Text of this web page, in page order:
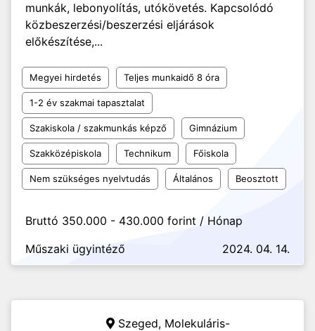
munkák, lebonyolítás, utókövetés. Kapcsolódó
közbeszerzési/beszerzési eljárások
előkészítése,...
Megyei hirdetés Teljes munkaidő 8 óra
1-2 év szakmai tapasztalat
Szakiskola / szakmunkás képző Gimnázium
Szakközépiskola Technikum Főiskola
Nem szükséges nyelvtudás Általános Beosztott
Bruttó 350.000 - 430.000 forint / Hónap
Műszaki ügyintéző
2024. 04. 14.
Szeged, Molekuláris-